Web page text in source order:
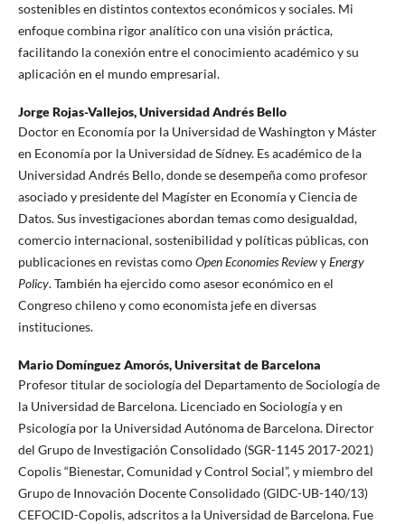
sostenibles en distintos contextos económicos y sociales. Mi
enfoque combina rigor analítico con una visión práctica,
facilitando la conexión entre el conocimiento académico y su
aplicación en el mundo empresarial.
Jorge Rojas-Vallejos,Universidad Andrés Bello
Doctor en Economía por la Universidad de Washington y Máster
en Economía por la Universidad de Sídney. Es académico de la
Universidad Andrés Bello, donde se desempeña como profesor
asociado y presidente del Magíster en Economía y Ciencia de
Datos. Sus investigaciones abordan temas como desigualdad,
comercio internacional, sostenibilidad y políticas públicas, con
publicaciones en revistas comoOpen Economies ReviewyEnergy
Policy. También ha ejercido como asesor económico en el
Congreso chileno y como economista jefe en diversas
instituciones.
Mario Domínguez Amorós,Universitat de Barcelona
Profesor titular de sociología del Departamento de Sociología de
la Universidad de Barcelona. Licenciado en Sociología y en
Psicología por la Universidad Autónoma de Barcelona. Director
del Grupo de Investigación Consolidado (SGR-1145 2017-2021)
Copolis “Bienestar, Comunidad y Control Social”, y miembro del
Grupo de Innovación Docente Consolidado (GIDC-UB-140/13)
CEFOCID-Copolis, adscritos a la Universidad de Barcelona. Fue